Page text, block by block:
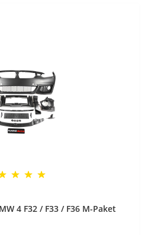
4 F32 / F33 / F36 M-Paket